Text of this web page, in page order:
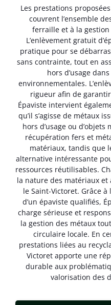
Les prestations
couvrent l’ensemble
ferraille et à la
L’enlèvement gratuit
pratique pour se
sans contrainte, tout en
hors d’usage
environnementales.
rigueur afin de
Épaviste intervient
qu’il s’agisse de métaux
hors d’usage ou
récupération fers et
matériaux, tandis que
alternative intéressante
ressources réutilisables.
la nature des matériaux et
le Saint-Victoret. Grâce à
d’un épaviste qualifiés,
charge sérieuse et
la gestion des métaux
circulaire locale. En
prestations liées au
Victoret apporte une
durable aux
valorisation des